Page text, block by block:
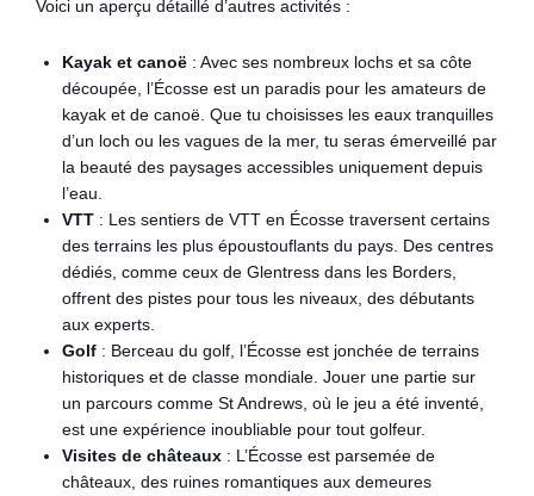
Voici un aperçu détaillé d’autres activités :
Kayak et canoë: Avec ses nombreux lochs et sa côte
découpée, l’Écosse est un paradis pour les amateurs de
kayak et de canoë. Que tu choisisses les eaux tranquilles
d’un loch ou les vagues de la mer, tu seras émerveillé par
la beauté des paysages accessibles uniquement depuis
l’eau.
VTT: Les sentiers de VTT en Écosse traversent certains
des terrains les plus époustouflants du pays. Des centres
dédiés, comme ceux de Glentress dans les Borders,
offrent des pistes pour tous les niveaux, des débutants
aux experts.
Golf: Berceau du golf, l’Écosse est jonchée de terrains
historiques et de classe mondiale. Jouer une partie sur
un parcours comme St Andrews, où le jeu a été inventé,
est une expérience inoubliable pour tout golfeur.
Visites de châteaux: L’Écosse est parsemée de
châteaux, des ruines romantiques aux demeures